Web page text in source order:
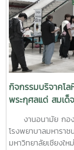
กิจกรรมบริจาคโ
พระกุศลแด่ สมเด็
นทิราเทพยวดี ก
ธิดา (สวนดอก 7
งานอนามัย กอง
โรงพยาบาลมหารา
มหาวิทยาลัยเชียงใ